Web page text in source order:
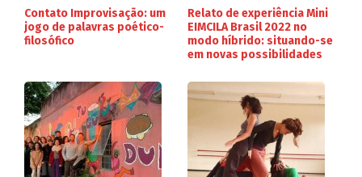
Contato Improvisação: um
jogo de palavras poético-
filosófico
Relato de experiência Mini
EIMCILA Brasil 2022 no
modo híbrido: situando-se
em novas possibilidades